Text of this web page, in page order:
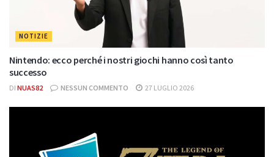
NOTIZIE
Nintendo: ecco perché i nostri giochi hanno così tanto
successo
DI NUAS82 NESSUN COMMENTO 27 LUGLIO 2026